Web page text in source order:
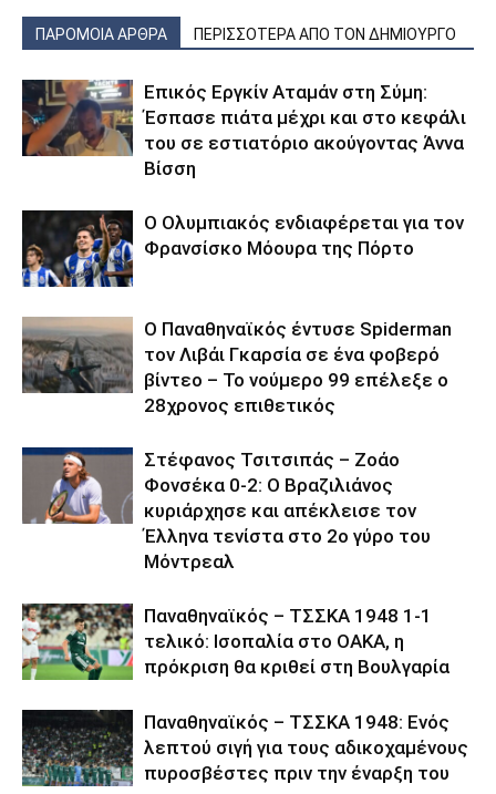
ΠΑΡΟΜΟΙΑ ΑΡΘΡΑ ΠΕΡΙΣΣΟΤΕΡΑ ΑΠΟ ΤΟΝ ΔΗΜΙΟΥΡΓΟ
Επικός Εργκίν Αταμάν στη Σύμη:
Έσπασε πιάτα μέχρι και στο κεφάλι
του σε εστιατόριο ακούγοντας Άννα
Βίσση
Ο Ολυμπιακός ενδιαφέρεται για τον
Φρανσίσκο Μόουρα της Πόρτο
Ο Παναθηναϊκός έντυσε Spiderman
τον Λιβάι Γκαρσία σε ένα φοβερό
βίντεο – Το νούμερο 99 επέλεξε ο
28χρονος επιθετικός
Στέφανος Τσιτσιπάς – Ζοάο
Φονσέκα 0-2: Ο Βραζιλιάνος
κυριάρχησε και απέκλεισε τον
Έλληνα τενίστα στο 2ο γύρο του
Μόντρεαλ
Παναθηναϊκός – ΤΣΣΚΑ 1948 1-1
τελικό: Ισοπαλία στο ΟΑΚΑ, η
πρόκριση θα κριθεί στη Βουλγαρία
Παναθηναϊκός – ΤΣΣΚΑ 1948: Ενός
λεπτού σιγή για τους αδικοχαμένους
πυροσβέστες πριν την έναρξη του